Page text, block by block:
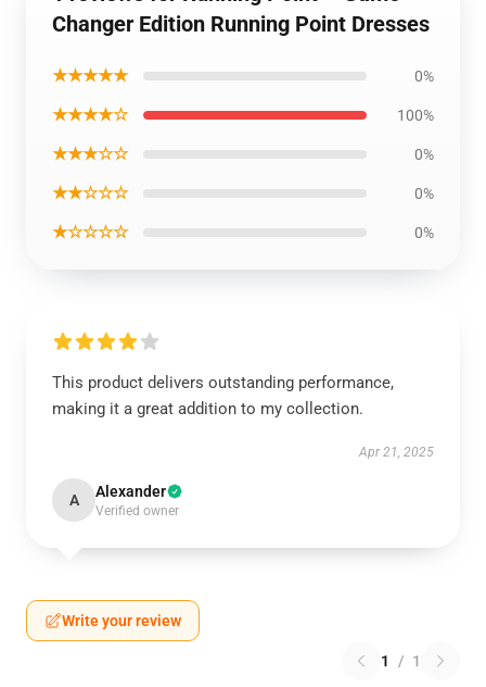
Changer Edition Running Point Dresses
★★★★★ 0%
★★★★☆ 100%
★★★☆☆ 0%
★★☆☆☆ 0%
★☆☆☆☆ 0%
This product delivers outstanding performance,
making it a great addition to my collection.
Apr 21, 2025
A Alexander
Verified owner
Write your review
1 / 1